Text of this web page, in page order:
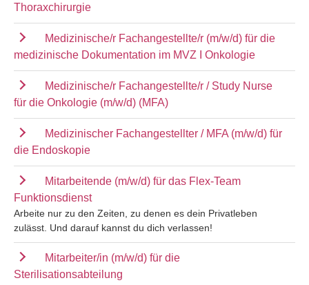
Thoraxchirurgie
Medizinische/r Fachangestellte/r (m/w/d) für die
medizinische Dokumentation im MVZ I Onkologie
Medizinische/r Fachangestellte/r / Study Nurse
für die Onkologie (m/w/d) (MFA)
Medizinischer Fachangestellter / MFA (m/w/d) für
die Endoskopie
Mitarbeitende (m/w/d) für das Flex-Team
Funktionsdienst
Arbeite nur zu den Zeiten, zu denen es dein Privatleben
zulässt. Und darauf kannst du dich verlassen!
Mitarbeiter/in (m/w/d) für die
Sterilisationsabteilung